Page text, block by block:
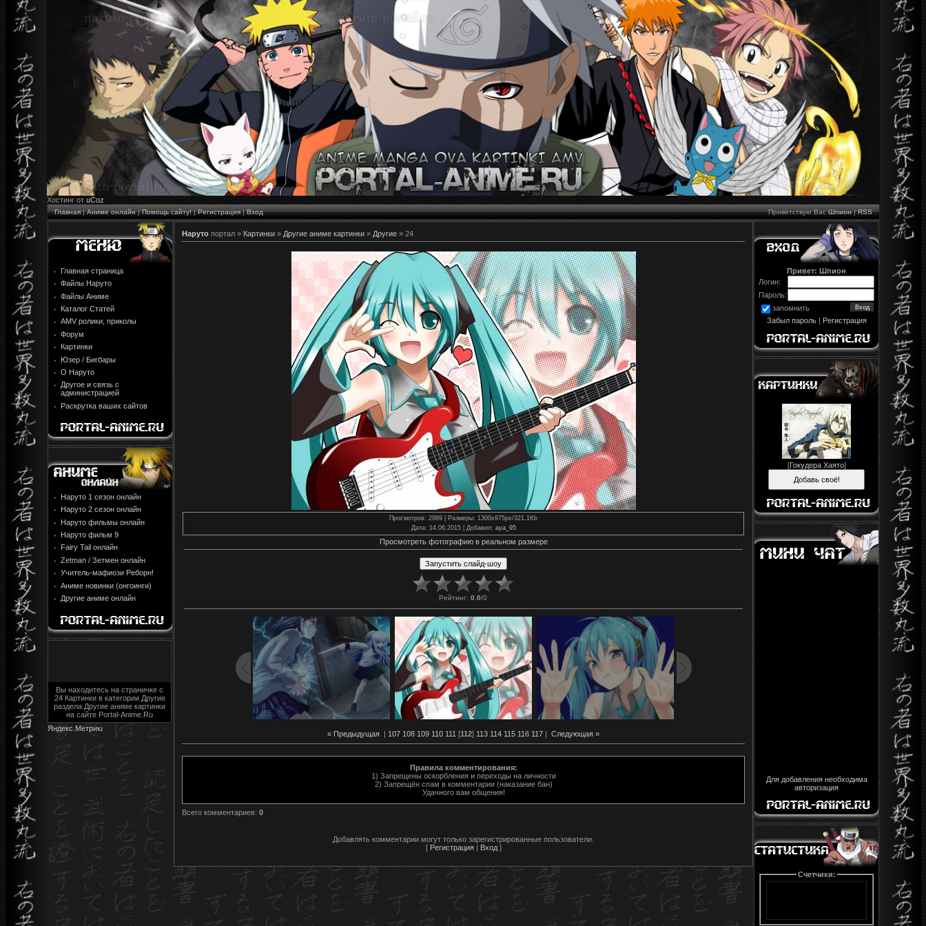
Хостинг от uCoz
Главная|Аниме онлайн|Помощь сайту!|Регистрация|Вход Приветствую Вас Шпион|RSS
Главная страница
Файлы Наруто
Файлы Аниме
Каталог Статей
AMV ролики, приколы
Форум
Картинки
Юзер / Бигбары
О Наруто
Другое и связь с
администрацией
Раскрутка ваших сайтов
Наруто 1 сезон онлайн
Наруто 2 сезон онлайн
Наруто фильмы онлайн
Наруто фильм 9
Fairy Tail онлайн
Zetman / Зетмен онлайн
Учитель-мафиози Реборн!
Аниме новинки (онгоинги)
Другие аниме онлайн
Вы находитесь на страничке с
24 Картинки в категории Другие
раздела Другие аниме картинки
на сайте Portal-Anime.Ru
Наруто портал » Картинки » Другие аниме картинки » Другие » 24
Просмотров: 2989 | Размеры: 1300x975px/321.1Kb
Дата: 14.06.2015 | Добавил: aya_95
Просмотреть фотографию в реальном размере
Рейтинг: 0.0/0
« Предыдущая | 107 108 109 110 111 [112] 113 114 115 116 117 | Следующая »
Правила комментирования:
1) Запрещены оскорбления и переходы на личности
2) Запрещён спам в комментарии (наказание бан)
Удачного вам общения!
Всего комментариев: 0
Добавлять комментарии могут только зарегистрированные пользователи.
[ Регистрация| Вход]
Привет: Шпион
Логин:
Пароль:
запомнить
Забыл пароль| Регистрация
[Гокудера Хаято]
Для добавления необходима
авторизация
Счетчики: